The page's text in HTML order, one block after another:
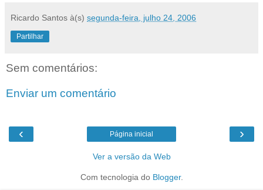
Ricardo Santos à(s) segunda-feira, julho 24, 2006
Partilhar
Sem comentários:
Enviar um comentário
‹ ›
Página inicial
Ver a versão da Web
Com tecnologia do Blogger.